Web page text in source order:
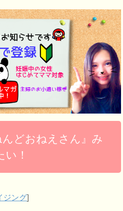
どおねえさん』み
！
ジング]